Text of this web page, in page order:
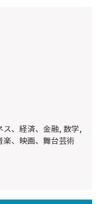
、映画、舞台芸術